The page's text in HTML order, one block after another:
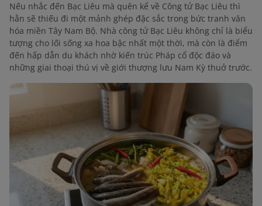
Nếu nhắc đến Bạc Liêu mà quên kể về Công tử Bạc Liêu thì
hẳn sẽ thiếu đi một mảnh ghép đặc sắc trong bức tranh văn
hóa miền Tây Nam Bộ. Nhà công tử Bạc Liêu không chỉ là biểu
tượng cho lối sống xa hoa bậc nhất một thời, mà còn là điểm
đến hấp dẫn du khách nhờ kiến trúc Pháp cổ độc đáo và
những giai thoại thú vị về giới thượng lưu Nam Kỳ thuở trước.